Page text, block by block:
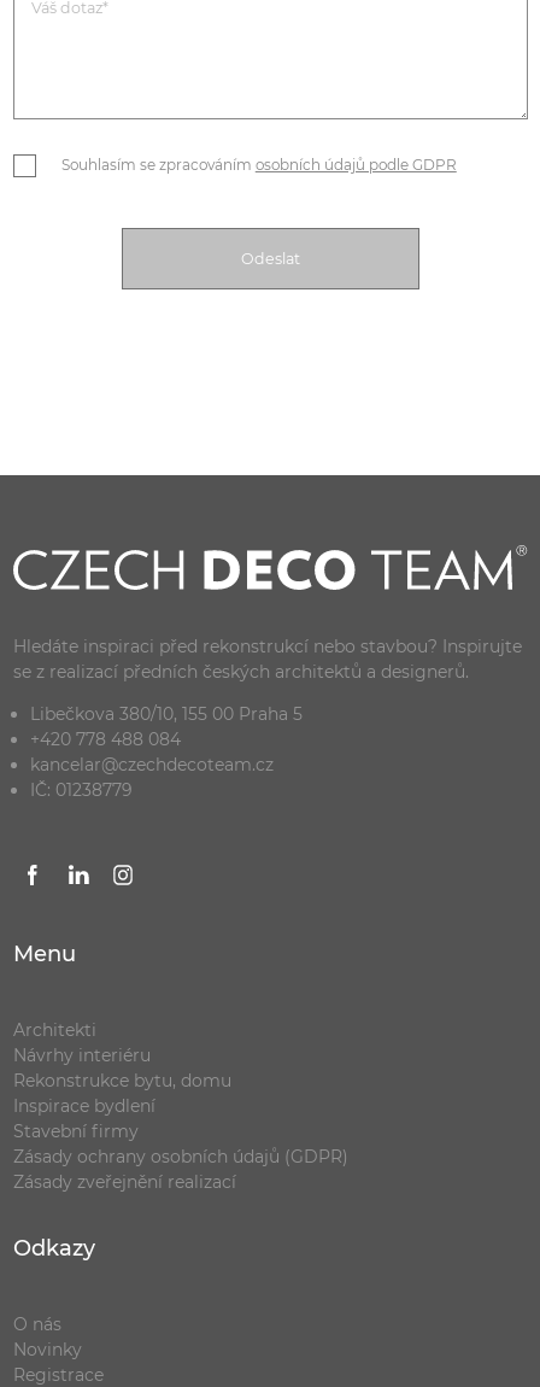
Souhlasím se zpracováním osobních údajů podle GDPR
Hledáte inspiraci před rekonstrukcí nebo stavbou? Inspirujte
se z realizací předních českých architektů a designerů.
Libečkova 380/10, 155 00 Praha 5
+420 778 488 084
kancelar@czechdecoteam.cz
IČ: 01238779
Menu
Architekti
Návrhy interiéru
Rekonstrukce bytu, domu
Inspirace bydlení
Stavební firmy
Zásady ochrany osobních údajů (GDPR)
Zásady zveřejnění realizací
Odkazy
O nás
Novinky
Registrace